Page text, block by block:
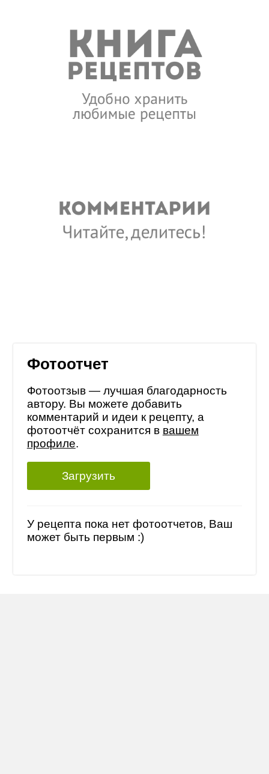
Фотоотчет
Фотоотзыв — лучшая благодарность
автору. Вы можете добавить
комментарий и идеи к рецепту, а
фотоотчёт сохранится в вашем
профиле.
Загрузить
У рецепта пока нет фотоотчетов, Ваш
может быть первым :)